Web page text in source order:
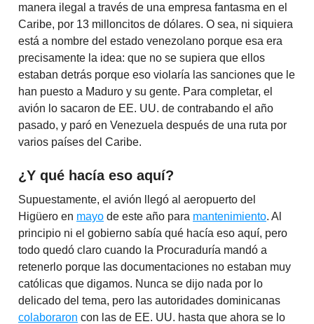
manera ilegal a través de una empresa fantasma en el
Caribe, por 13 milloncitos de dólares. O sea, ni siquiera
está a nombre del estado venezolano porque esa era
precisamente la idea: que no se supiera que ellos
estaban detrás porque eso violaría las sanciones que le
han puesto a Maduro y su gente. Para completar, el
avión lo sacaron de EE. UU. de contrabando el año
pasado, y paró en Venezuela después de una ruta por
varios países del Caribe.
¿Y qué hacía eso aquí?
Supuestamente, el avión llegó al aeropuerto del
Higüero en mayo de este año para mantenimiento. Al
principio ni el gobierno sabía qué hacía eso aquí, pero
todo quedó claro cuando la Procuraduría mandó a
retenerlo porque las documentaciones no estaban muy
católicas que digamos. Nunca se dijo nada por lo
delicado del tema, pero las autoridades dominicanas
colaboraron con las de EE. UU. hasta que ahora se lo